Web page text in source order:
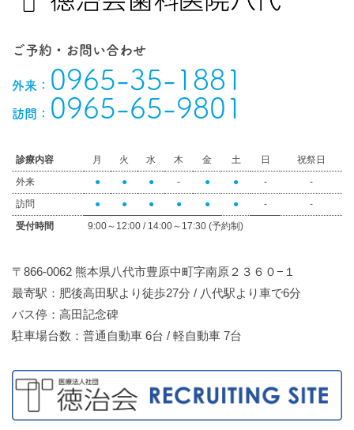
ご予約・お問い合わせ
外来： 0965-35-1881
訪問： 0965-65-9801
診療内容 月 火 水 木 金 土 日
祝祭日
外来
● ● ● - ● ● -
-
訪問
● ● ● ● ● ● -
-
受付時間
9:00～12:00 / 14:00～17:30 (予約制)
〒866-0062 熊本県八代市豊原中町字南原２３６０−１
最寄駅：肥後高田駅より徒歩27分 / 八代駅より車で6分
バス停：高田記念碑
駐車場台数：普通自動車 6台 / 軽自動車 7台